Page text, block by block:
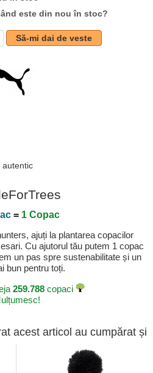
este din nou în stoc?
Să-mi dai de veste
autentic
= 1 Copac
ajuți la plantarea copacilor
Cu ajutorul tău putem 1 copac
un pas spre sustenabilitate și un
bun pentru toți.
259.788copaci
acest articol au cumpărat și